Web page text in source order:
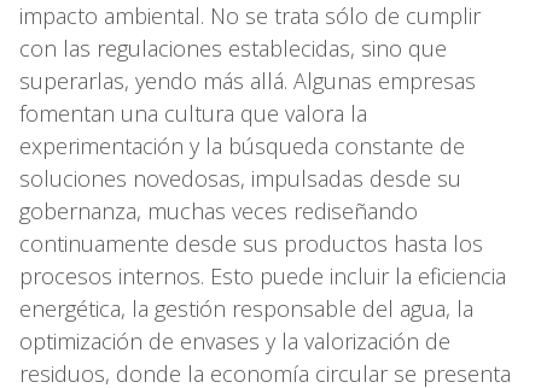
impacto ambiental. No se trata sólo de cumplir
con las regulaciones establecidas, sino que
superarlas, yendo más allá. Algunas empresas
fomentan una cultura que valora la
experimentación y la búsqueda constante de
soluciones novedosas, impulsadas desde su
gobernanza, muchas veces rediseñando
continuamente desde sus productos hasta los
procesos internos. Esto puede incluir la eficiencia
energética, la gestión responsable del agua, la
optimización de envases y la valorización de
residuos, donde la economía circular se presenta